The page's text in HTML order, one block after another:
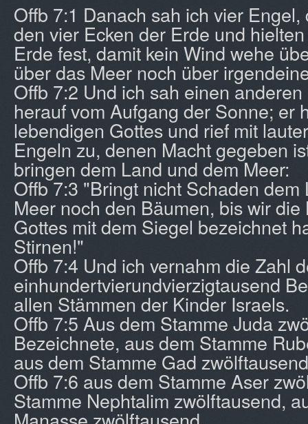
Offb 7:1 Danach sah ich vier
den vier Ecken der Erde und
Erde fest, damit kein Wind wehe
über das Meer noch über
Offb 7:2 Und ich sah einen
herauf vom Aufgang der Sonne; er
lebendigen Gottes und rief mit
Engeln zu, denen Macht gegeben
bringen dem Land und dem Meer:
Offb 7:3 "Bringt nicht Schaden
Meer noch den Bäumen, bis wir
Gottes mit dem Siegel bezeichnet
Stirnen!"
Offb 7:4 Und ich vernahm die Zahl
einhundertvierundvierzigtausend
allen Stämmen der Kinder Israels.
Offb 7:5 Aus dem Stamme Juda
Bezeichnete, aus dem Stamme
aus dem Stamme Gad
Offb 7:6 aus dem Stamme Aser
Stamme Nephtalim zwölftausend,